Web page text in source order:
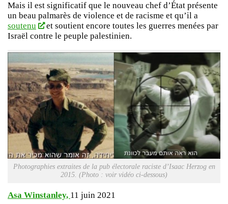
Mais il est significatif que le nouveau chef d’État présente
un beau palmarès de violence et de racisme et qu’il a
soutenu
et soutient encore toutes les guerres menées par
Israël contre le peuple palestinien.
Photographies extraites de la pub électorale raciste d’Isaac Herzog en
2015. (Photo : voir vidéo ci-dessous)
Asa Winstanley, 11 juin 2021